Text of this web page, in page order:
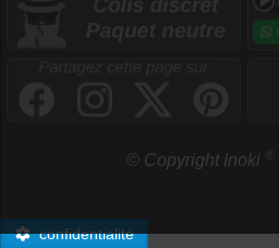
© Copyright Inoki ®
confidentialité